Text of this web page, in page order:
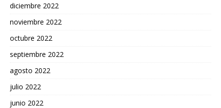
diciembre 2022
noviembre 2022
octubre 2022
septiembre 2022
agosto 2022
julio 2022
junio 2022